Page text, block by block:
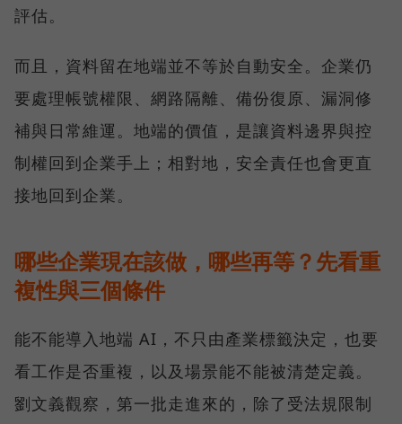
評估。
而且，資料留在地端並不等於自動安全。企業仍
要處理帳號權限、網路隔離、備份復原、漏洞修
補與日常維運。地端的價值，是讓資料邊界與控
制權回到企業手上；相對地，安全責任也會更直
接地回到企業。
哪些企業現在該做，哪些再等？先看重
複性與三個條件
能不能導入地端 AI，不只由產業標籤決定，也要
看工作是否重複，以及場景能不能被清楚定義。
劉文義觀察，第一批走進來的，除了受法規限制